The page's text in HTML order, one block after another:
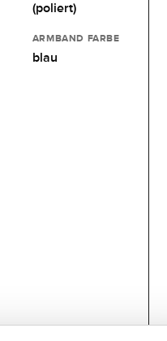
(poliert)
ARMBAND FARBE
blau